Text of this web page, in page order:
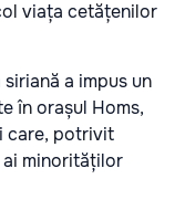
viața cetățenilor
a impus un
în orașul Homs,
care, potrivit
minorităților